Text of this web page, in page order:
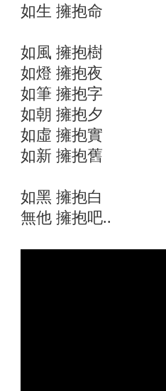
如生 擁抱命
如風 擁抱樹
如燈 擁抱夜
如筆 擁抱字
如朝 擁抱夕
如虛 擁抱實
如新 擁抱舊
如黑 擁抱白
無他 擁抱吧..